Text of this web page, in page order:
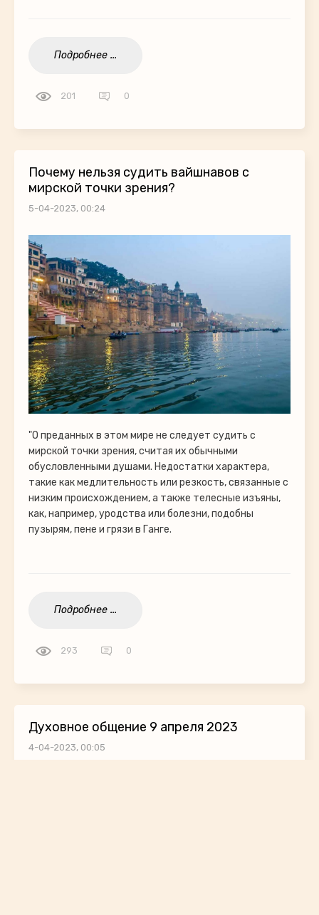
Подробнее ...
201 0
Почему нельзя судить вайшнавов с
мирской точки зрения?
5-04-2023, 00:24
"О преданных в этом мире не следует судить с
мирской точки зрения, считая их обычными
обусловленными душами. Недостатки характера,
такие как медлительность или резкость, связанные с
низким происхождением, а также телесные изъяны,
как, например, уродства или болезни, подобны
пузырям, пене и грязи в Ганге.
Подробнее ...
293 0
Духовное общение 9 апреля 2023
4-04-2023, 00:05